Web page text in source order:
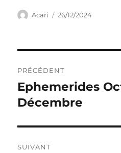
Auteur
Acari
Publié
26/12/2024
de
l’article
PRÉCÉDENT
Publication
précédente :
Ephemerides
Décembre
SUIVANT